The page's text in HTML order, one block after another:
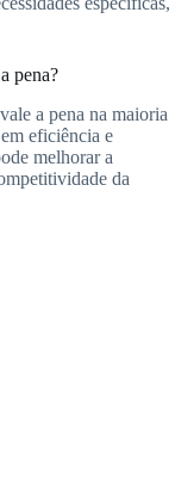
pena?
a pena na maioria
eficiência e
melhorar a
da